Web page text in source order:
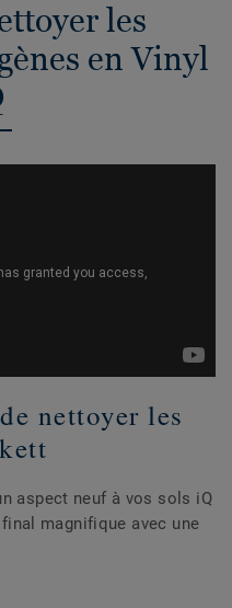
les
en Vinyl
nettoyer les
aspect neuf à vos sols iQ
magnifique avec une